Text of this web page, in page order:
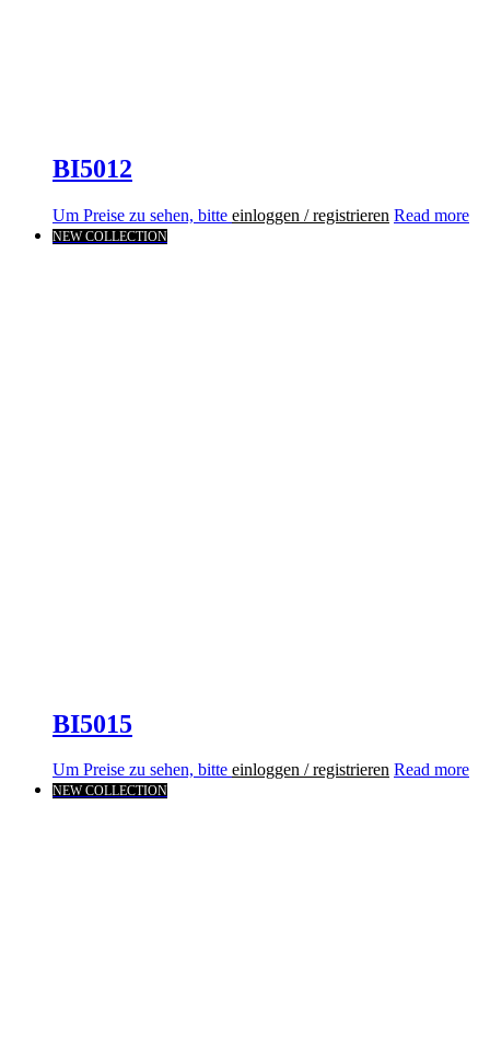
BI5012
Um Preise zu sehen, bitte einloggen / registrieren Read more
NEW COLLECTION
BI5015
Um Preise zu sehen, bitte einloggen / registrieren Read more
NEW COLLECTION